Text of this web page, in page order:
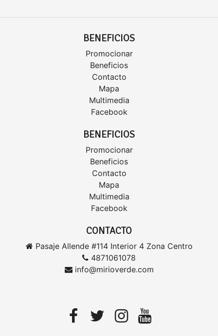
BENEFICIOS
Promocionar
Beneficios
Contacto
Mapa
Multimedia
Facebook
BENEFICIOS
Promocionar
Beneficios
Contacto
Mapa
Multimedia
Facebook
CONTACTO
Pasaje Allende #114 Interior 4 Zona Centro
4871061078
info@mirioverde.com